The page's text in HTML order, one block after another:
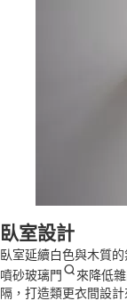
臥室設計
臥室延續白色與木質
噴砂玻璃門
來降低
隔，打造類更衣間設計